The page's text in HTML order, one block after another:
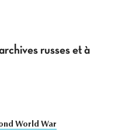
russes et à
World War